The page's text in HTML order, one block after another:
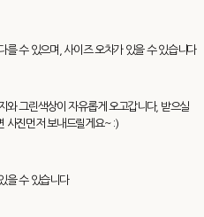
를 수 있으며, 사이즈 오차가 있을 수 있습니다
와 그린색상이 자유롭게 오고갑니다, 받으실
사진먼저 보내드릴게요~ :)
을 수 있습니다